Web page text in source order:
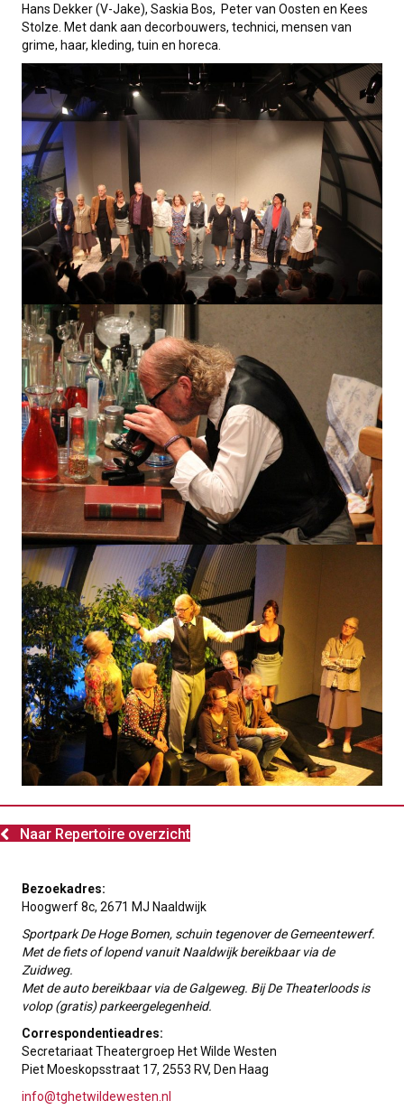
Hans Dekker (V-Jake), Saskia Bos, Peter van Oosten en Kees
Stolze. Met dank aan decorbouwers, technici, mensen van
grime, haar, kleding, tuin en horeca.
Naar Repertoire overzicht
Bezoekadres:
Hoogwerf 8c, 2671 MJ Naaldwijk
Sportpark De Hoge Bomen, schuin tegenover de Gemeentewerf.
Met de fietsof lopend vanuit Naaldwijk bereikbaar via de
Zuidweg.
Met de auto bereikbaar via de Galgeweg. Bij De Theaterloods is
volop (gratis) parkeergelegenheid.
Correspondentieadres:
Secretariaat Theatergroep Het Wilde Westen
Piet Moeskopsstraat 17, 2553 RV, Den Haag
info@tghetwildewesten.nl